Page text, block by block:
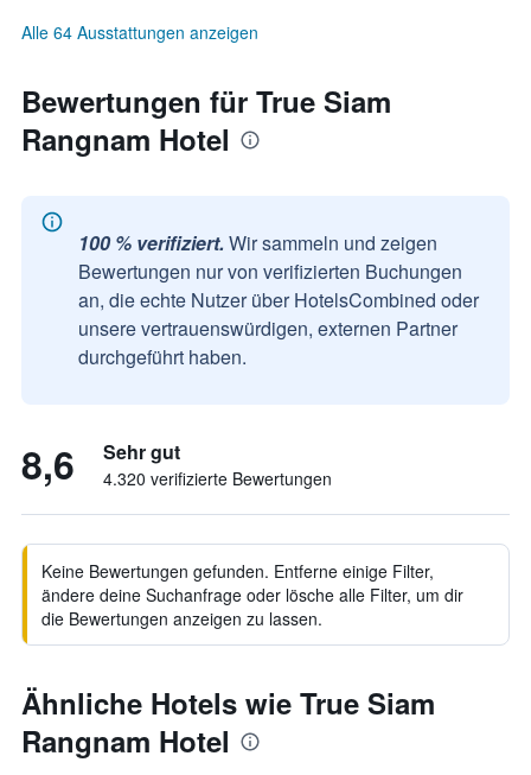
Alle 64 Ausstattungen anzeigen
Bewertungen für True Siam
Rangnam Hotel
100 % verifiziert. Wir sammeln und zeigen
Bewertungen nur von verifizierten Buchungen
an, die echte Nutzer über HotelsCombined oder
unsere vertrauenswürdigen, externen Partner
durchgeführt haben.
8,6 Sehr gut
4.320 verifizierte Bewertungen
Keine Bewertungen gefunden. Entferne einige Filter,
ändere deine Suchanfrage oder lösche alle Filter, um dir
die Bewertungen anzeigen zu lassen.
Ähnliche Hotels wie True Siam
Rangnam Hotel